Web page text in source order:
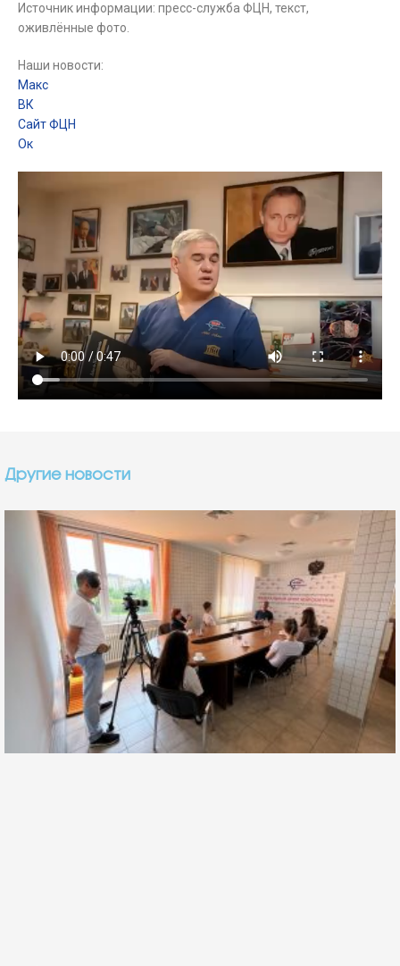
Источник информации: пресс-служба ФЦН, текст,
оживлённые фото.
Наши новости:
Макс
ВК
Сайт ФЦН
Ок
Другие новости